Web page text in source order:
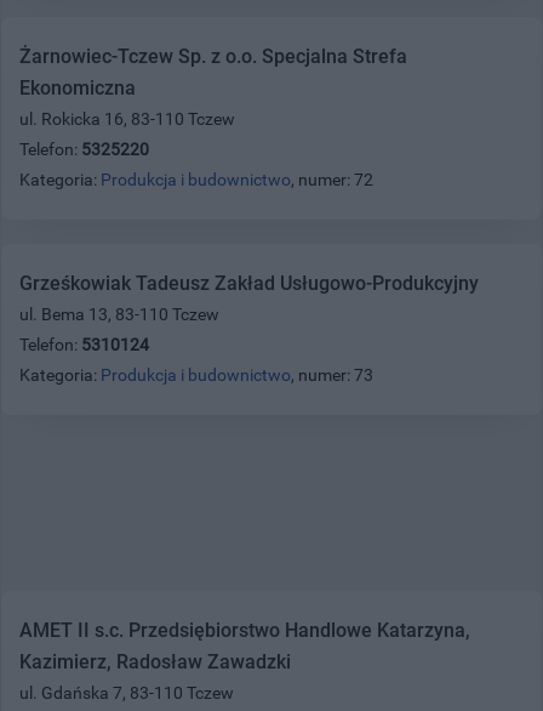
Żarnowiec-Tczew Sp. z o.o. Specjalna Strefa
Ekonomiczna
ul. Rokicka 16, 83-110 Tczew
Telefon: 5325220
Kategoria: Produkcja i budownictwo, numer: 72
Grześkowiak Tadeusz Zakład Usługowo-Produkcyjny
ul. Bema 13, 83-110 Tczew
Telefon: 5310124
Kategoria: Produkcja i budownictwo, numer: 73
AMET II s.c. Przedsiębiorstwo Handlowe Katarzyna,
Kazimierz, Radosław Zawadzki
ul. Gdańska 7, 83-110 Tczew